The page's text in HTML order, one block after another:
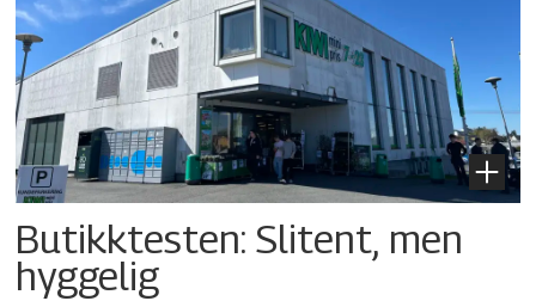
Butikktesten: Slitent, men
hyggelig